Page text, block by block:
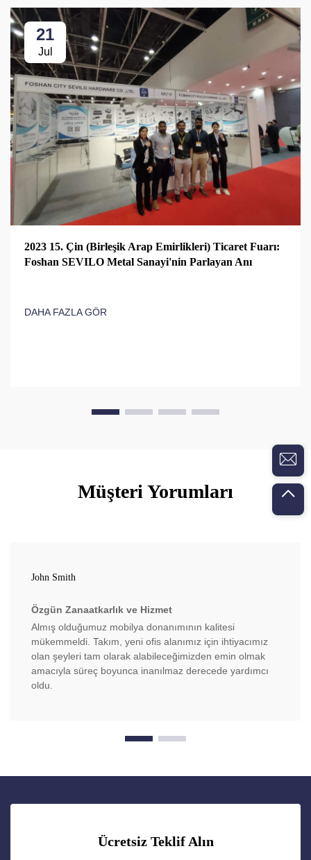
21
Jul
2023 15. Çin (Birleşik Arap Emirlikleri) Ticaret Fuarı:
Foshan SEVILO Metal Sanayi'nin Parlayan Anı
DAHA FAZLA GÖR
Müşteri Yorumları
John Smith
Özgün Zanaatkarlık ve Hizmet
Almış olduğumuz mobilya donanımının kalitesi
mükemmeldi. Takım, yeni ofis alanımız için ihtiyacımız
olan şeyleri tam olarak alabileceğimizden emin olmak
amacıyla süreç boyunca inanılmaz derecede yardımcı
oldu.
Ücretsiz Teklif Alın